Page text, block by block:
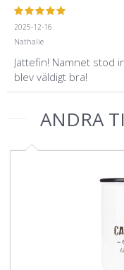
2025-12-16
Nathalie
Jättefin! Namnet stod
blev väldigt bra!
ANDRA